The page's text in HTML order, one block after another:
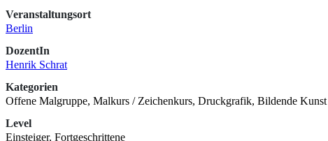
Veranstaltungsort
Berlin
DozentIn
Henrik Schrat
Kategorien
Offene Malgruppe, Malkurs / Zeichenkurs, Druckgrafik, Bildende Kunst
Level
Einsteiger, Fortgeschrittene